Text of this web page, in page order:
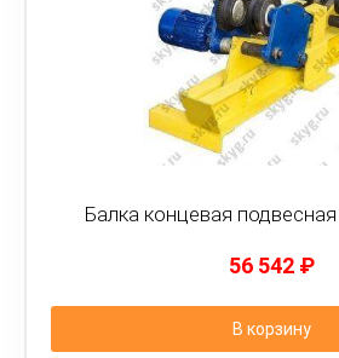
Балка концевая подвесная
56 542 ₽
В корзину